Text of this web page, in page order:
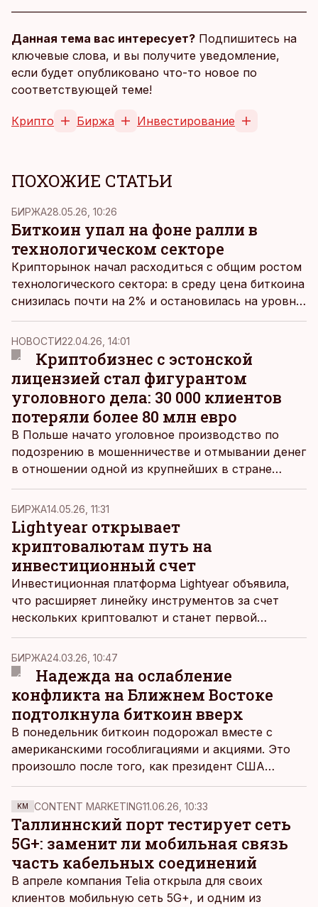
Данная тема вас интересует? Подпишитесь на
ключевые слова, и вы получите уведомление,
если будет опубликовано что-то новое по
соответствующей теме!
Крипто Биржа Инвестирование
ПОХОЖИЕ СТАТЬИ
БИРЖА28.05.26, 10:26
Биткоин упал на фоне ралли в
технологическом секторе
Крипторынок начал расходиться с общим ростом
технологического сектора: в среду цена биткоина
снизилась почти на 2% и остановилась на уровне
75 500 долларов.
НОВОСТИ22.04.26, 14:01
Криптобизнес с эстонской
лицензией стал фигурантом
уголовного дела: 30 000 клиентов
потеряли более 80 млн евро
В Польше начато уголовное производство по
подозрению в мошенничестве и отмывании денег
в отношении одной из крупнейших в стране
криптобирж – Zondacrypto, которая работает на
основании лицензии, выданной в Эстонии.
БИРЖА14.05.26, 11:31
Lightyear открывает
криптовалютам путь на
инвестиционный счет
Инвестиционная платформа Lightyear объявила,
что расширяет линейку инструментов за счет
нескольких криптовалют и станет первой
платформой в Эстонии, где в цифровые активы
можно будет инвестировать через
инвестиционный счет.
БИРЖА24.03.26, 10:47
Надежда на ослабление
конфликта на Ближнем Востоке
подтолкнула биткоин вверх
В понедельник биткоин подорожал вместе с
американскими гособлигациями и акциями. Это
произошло после того, как президент США
Дональд Трамп дал понять, что запланированные
удары по энергетической инфраструктуре Ирана
откладываются.
KM CONTENT MARKETING11.06.26, 10:33
Таллиннский порт тестирует сеть
5G+: заменит ли мобильная связь
часть кабельных соединений
В апреле компания Telia открыла для своих
клиентов мобильную сеть 5G+, и одним из